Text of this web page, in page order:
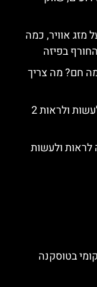
מזג אוויר, כמה
בפיזה
חם? מה צריך
יומיים בפיזה – טיפים והמלצות מה לעשות ולראות 2
לראות ולעשות
בטוסקנה